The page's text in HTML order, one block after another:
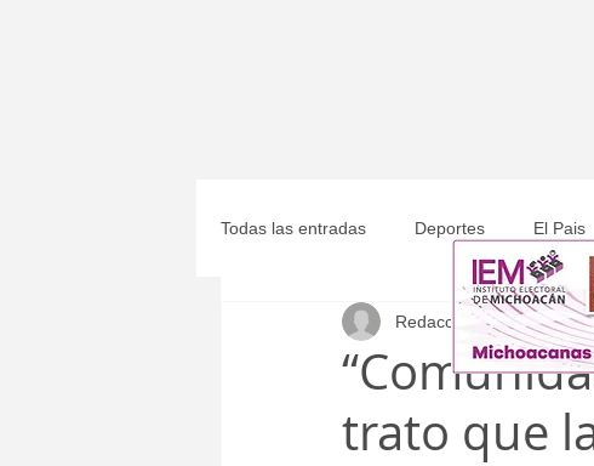
Todas las entradas Deportes El Pais
Michoacán Municipales
trato que
Redacción 8 jun 2025 2